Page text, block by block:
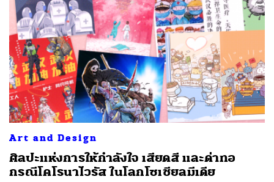
Art and Design
ศิลปะแห่งการให้กำลังใจ เสียดสี และด่าทอ
กรณีโคโรนาไวรัส ในโลกโซเชียลมีเดีย